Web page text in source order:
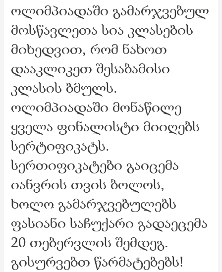
შედეგების
დეტალური
ინფორმაცია
ოლიმპიადაში გამარჯვებულ
მოსწავლეთა სია კლასების
მიხედვით, რომ ნახოთ
დააკლიკეთ შესაბამისი
კლასის ბმულს.
ოლიმპიადაში მონაწილე
ყველა ფინალისტი მიიღებს
სერტიფიკატს.
სერთიფიკატები გაიცემა
იანვრის თვის ბოლოს,
ხოლო გამარჯვებულებს
ფასიანი საჩუქარი გადაეცემა
20 თებერვლის შემდეგ.
გისურვებთ წარმატებებს!